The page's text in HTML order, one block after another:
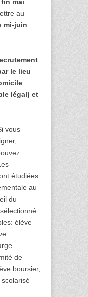
fin mai.
au
mi-juin
le lieu
légal) et
vous
étudiées
au
du
élève
de
boursier,